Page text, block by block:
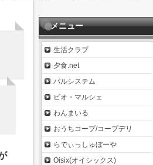
メニュー
生活クラブ
夕食.net
パルシステム
ビオ・マルシェ
わんまいる
おうちコープ/コープデリ
らでぃっしゅぼーや
Oisix(オイシックス)